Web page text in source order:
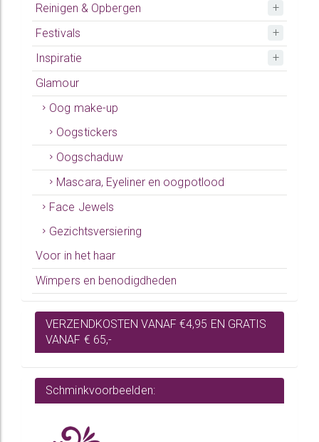
Reinigen & Opbergen
Festivals
Inspiratie
Glamour
Oog make-up
Oogstickers
Oogschaduw
Mascara, Eyeliner en oogpotlood
Face Jewels
Gezichtsversiering
Voor in het haar
Wimpers en benodigdheden
VERZENDKOSTEN VANAF €4,95 EN GRATIS
VANAF € 65,-
Schminkvoorbeelden: